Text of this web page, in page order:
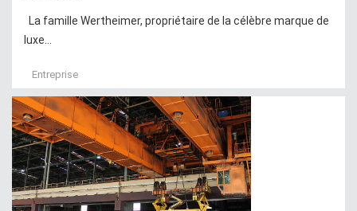
La famille Wertheimer, propriétaire de la célèbre marque de
luxe...
Entreprise